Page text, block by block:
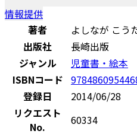
情報提供
著者
よしなが こう
出版社
長崎出版
ジャンル
児童書・絵本
ISBNコード
登録日
2014/06/28
リクエスト
No.
60334